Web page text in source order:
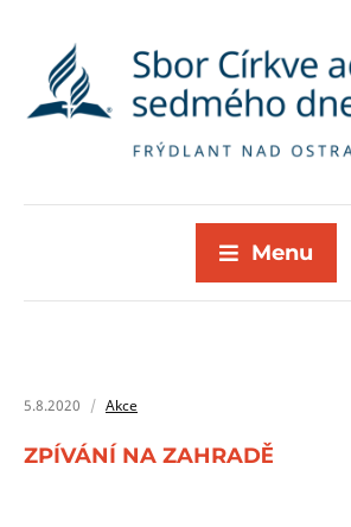
Menu
5.8.2020 Akce
ZPÍVÁNÍ NA ZAHRADĚ